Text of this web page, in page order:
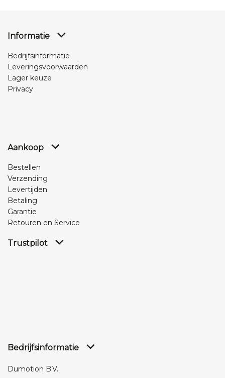
Informatie
Bedrijfsinformatie
Leveringsvoorwaarden
Lager keuze
Privacy
Aankoop
Bestellen
Verzending
Levertijden
Betaling
Garantie
Retouren en Service
Trustpilot
Bedrijfsinformatie
Dumotion B.V.